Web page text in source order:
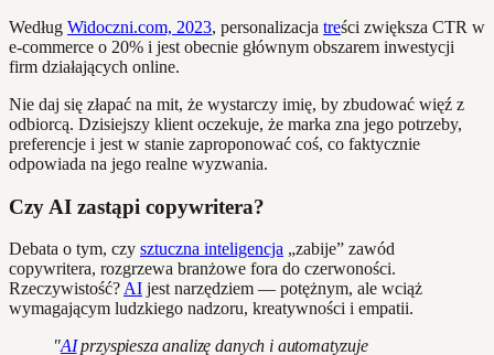
Według Widoczni.com, 2023, personalizacja treści zwiększa CTR w
e-commerce o 20% i jest obecnie głównym obszarem inwestycji
firm działających online.
Nie daj się złapać na mit, że wystarczy imię, by zbudować więź z
odbiorcą. Dzisiejszy klient oczekuje, że marka zna jego potrzeby,
preferencje i jest w stanie zaproponować coś, co faktycznie
odpowiada na jego realne wyzwania.
Czy AI zastąpi copywritera?
Debata o tym, czy sztuczna inteligencja „zabije” zawód
copywritera, rozgrzewa branżowe fora do czerwoności.
Rzeczywistość? AI jest narzędziem — potężnym, ale wciąż
wymagającym ludzkiego nadzoru, kreatywności i empatii.
"AIprzyspiesza analizę danych i automatyzuje